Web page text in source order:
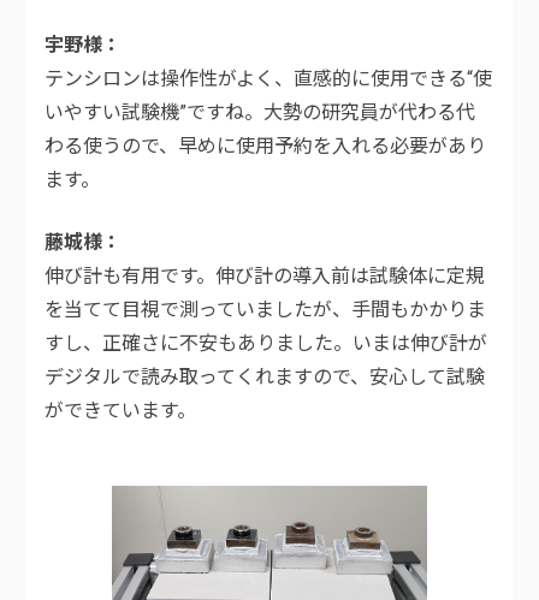
宇野様
テンシロンは操作性がよく、直感的に使用できる“使
いやすい試験機”ですね。大勢の研究員が代わる代
わる使うので、早めに使用予約を入れる必要があり
ます。
藤城様
伸び計も有用です。伸び計の導入前は試験体に定規
を当てて目視で測っていましたが、手間もかかりま
すし、正確さに不安もありました。いまは伸び計が
デジタルで読み取ってくれますので、安心して試験
ができています。